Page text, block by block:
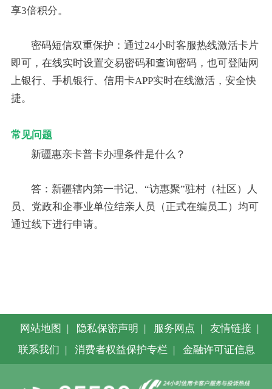
享3倍积分。
密码短信双重保护：通过24小时客服热线激活卡片
即可，在线实时设置交易密码和查询密码，也可登陆网
上银行、手机银行、信用卡APP实时在线激活，安全快
捷。
常见问题
新疆惠亲卡普卡办理条件是什么？
答：新疆辖内第一书记、“访惠聚”驻村（社区）人
员、党政和企事业单位结亲人员（正式在编员工）均可
通过线下进行申请。
网站地图 | 隐私保密声明 | 服务网点 | 友情链接 |
联系我们 | 消费者权益保护专栏 | 金融许可证信息